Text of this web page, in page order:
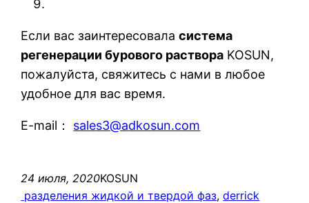
Если вас заинтересоваласистема
регенерации бурового раствора KOSUN,
пожалуйста, свяжитесь с нами в любое
удобное для вас время.
E-mail： sales3@adkosun.com
24 июля, 2020KOSUN
разделения жидкой и твердой фаз, derrick